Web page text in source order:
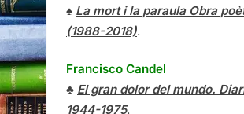
♠ La mort i la paraula Obra
(1988-2018).
Francisco Candel
♣ El gran dolor del mundo.
1944-1975.